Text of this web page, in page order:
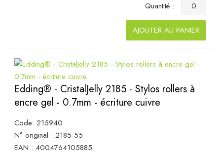
Quantité :
AJOUTER AU PANIER
Edding® - CristalJelly 2185 - Stylos rollers à
encre gel - 0.7mm - écriture cuivre
Code: 215940
N° original : 2185-55
EAN : 4004764105885